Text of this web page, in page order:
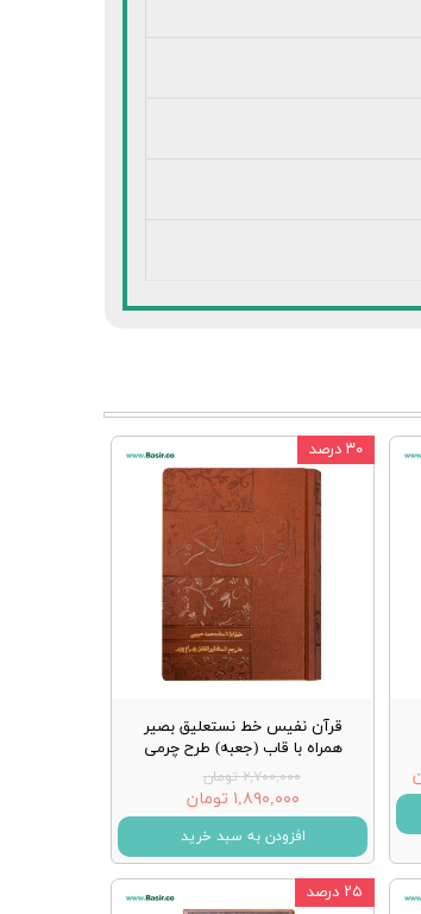
قرآن نفیس خط نستعلیق بصیر
همراه با قاب (جعبه) طرح چرمی
۲,۷۰۰,۰۰۰ تومان
۱,۸۹۰,۰۰۰ تومان
افزودن به سبد خرید
۳۰ درصد
۲۵ درصد